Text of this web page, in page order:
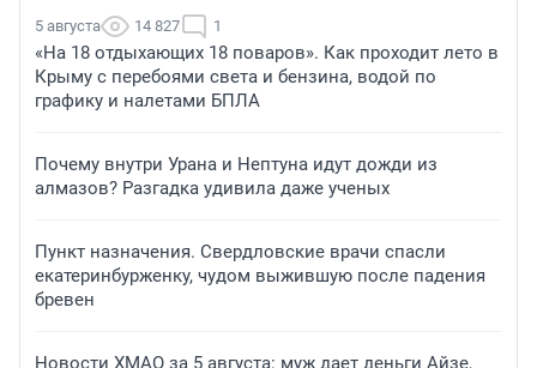
5 августа 14 827 1
«На 18 отдыхающих 18 поваров». Как проходит лето в
Крыму с перебоями света и бензина, водой по
графику и налетами БПЛА
Почему внутри Урана и Нептуна идут дожди из
алмазов? Разгадка удивила даже ученых
Пункт назначения. Свердловские врачи спасли
екатеринбурженку, чудом выжившую после падения
бревен
Новости ХМАО за 5 августа: муж дает деньги Айзе,